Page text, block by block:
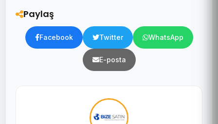
Paylaş
Facebook Twitter WhatsApp
E-posta